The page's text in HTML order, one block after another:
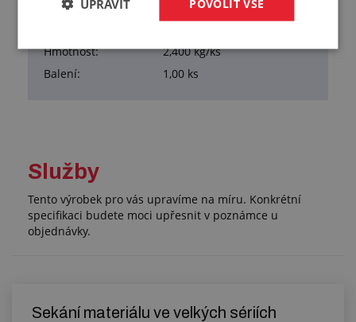
Pracovní teplota:
-40/+120 °C
Hmotnost:
2,400 kg/ks
Balení:
1,00 ks
Služby
Tento výrobek pro vás upravíme na míru. Konkrétní
specifikaci budete moci upřesnit v poznámce u
objednávky.
Sekání materiálu ve velkých sériích
POVOLIT VŠE
UPRAVIT